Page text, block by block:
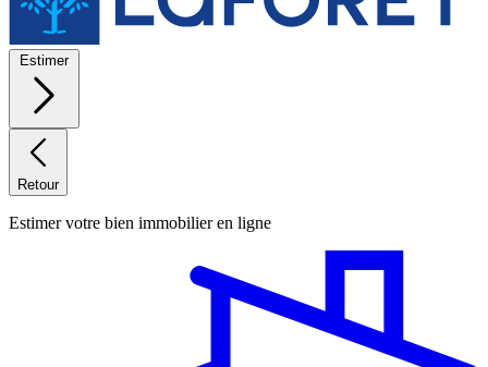
Estimer
Retour
Estimer votre bien immobilier en ligne